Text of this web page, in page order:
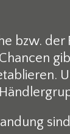
bzw. der